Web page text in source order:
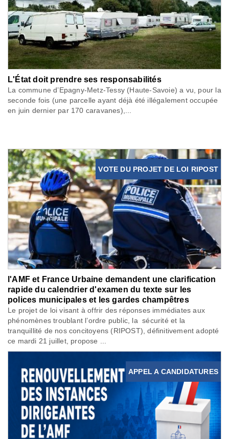
L'État doit prendre ses responsabilités
La commune d’Epagny-Metz-Tessy (Haute-Savoie) a vu, pour la
seconde fois (une parcelle ayant déjà été illégalement occupée
en juin dernier par 170 caravanes),...
VOTE DU PROJET DE LOI RIPOST
l'AMF et France Urbaine demandent une clarification
rapide du calendrier d'examen du texte sur les
polices municipales et les gardes champêtres
Le projet de loi visant à offrir des réponses immédiates aux
phénomènes troublant l’ordre public, la sécurité et la
tranquillité de nos concitoyens (RIPOST), définitivement adopté
ce mardi 21 juillet, propose ...
APPEL A CANDIDATURES